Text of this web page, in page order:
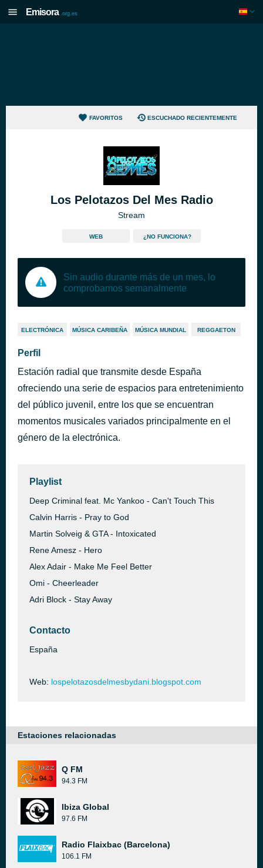
Emisora .org.es
FAVORITOS ESCUCHADO RECIENTEMENTE
Los Pelotazos Del Mes Radio
Stream
WEB ¿NO FUNCIONA?
Sin audio durante más de un mes, lo
comprobamos semanalmente
ELECTRÓNICA MÚSICA CARIBEÑA MÚSICA MUNDIAL REGGAETON
Perfil
Estación radial que transmite desde España
ofreciendo una serie de espacios para entretenimiento
del público juvenil, entre los que se encuentran
momentos musicales variados principalmente en el
género de la electrónica.
Playlist
Deep Criminal feat. Mc Yankoo - Can't Touch This
Calvin Harris - Pray to God
Martin Solveig & GTA - Intoxicated
Rene Amesz - Hero
Alex Adair - Make Me Feel Better
Omi - Cheerleader
Adri Block - Stay Away
Contacto
España
Web: lospelotazosdelmesbydani.blogspot.com
Estaciones relacionadas
Q FM
94.3 FM
Ibiza Global
97.6 FM
Radio Flaixbac (Barcelona)
106.1 FM